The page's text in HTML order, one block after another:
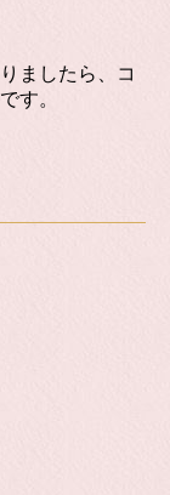
ましたら、コ
す。